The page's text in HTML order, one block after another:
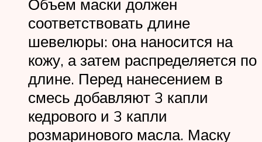
Объем маски должен
соответствовать длине
шевелюры: она наносится на
кожу, а затем распределяется по
длине. Перед нанесением в
смесь добавляют 3 капли
кедрового и 3 капли
розмаринового масла. Маску